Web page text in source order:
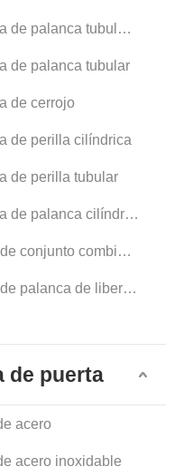
Cerradura de palanca tubular de alta resistencia
de palanca tubular
de cerrojo
de perilla cilíndrica
de perilla tubular
Cerradura de palanca cilíndrica
Bloqueo de conjunto combinado
Bloqueo de palanca de liberación automática
de puerta
acero
acero inoxidable